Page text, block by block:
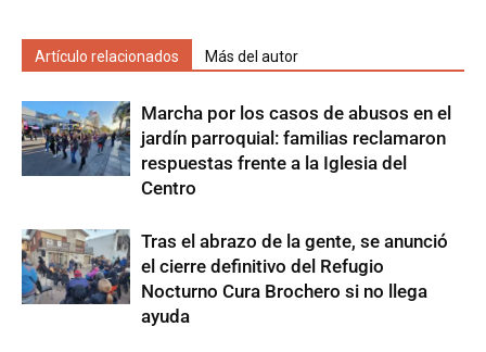
Artículo relacionados Más del autor
Marcha por los casos de abusos en el
jardín parroquial: familias reclamaron
respuestas frente a la Iglesia del
Centro
Tras el abrazo de la gente, se anunció
el cierre definitivo del Refugio
Nocturno Cura Brochero si no llega
ayuda